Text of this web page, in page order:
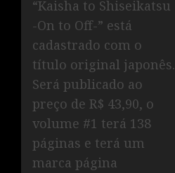
“Kaisha to Shiseikatsu
-On to Off-” está
cadastrado com o
título original japonês.
Será publicado ao
preço de R$ 43,90, o
volume #1 terá 138
páginas e terá um
marca página